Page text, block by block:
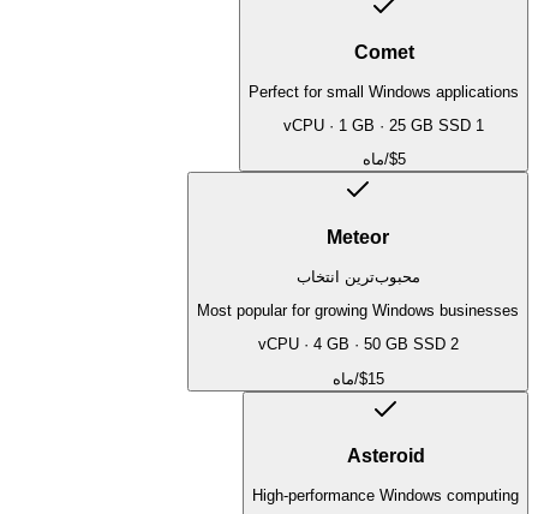
Comet
Perfect for small Windows applications
1 vCPU
· 1 GB · 25 GB SSD
$5/ماه
Meteor
محبوب‌ترین انتخاب
Most popular for growing Windows businesses
2 vCPU
· 4 GB · 50 GB SSD
$15/ماه
Asteroid
High-performance Windows computing